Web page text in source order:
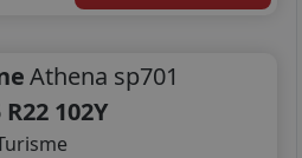
Athena sp701
102Y